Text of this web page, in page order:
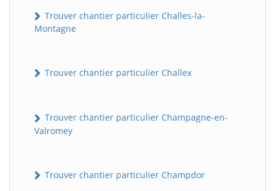
Trouver chantier particulier Challes-la-
Montagne
Trouver chantier particulier Challex
Trouver chantier particulier Champagne-en-
Valromey
Trouver chantier particulier Champdor